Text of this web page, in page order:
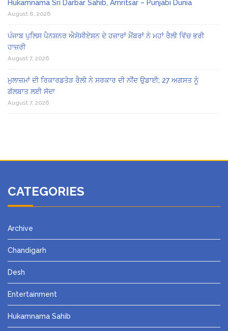
Hukamnama Sri Darbar Sahib, Amritsar – Punjabi Dunia
August 8, 2026
ਪੰਜਾਬ ਪੁਲਿਸ ਪੈਨਸ਼ਨਰ ਐਸੋਸੀਏਸ਼ਨ ਦੇ ਹਜ਼ਾਰਾਂ ਮੈਂਬਰਾਂ ਨੇ ਮਹਾਂ ਰੈਲੀ ਵਿੱਚ ਭਰੀ
ਹਾਜ਼ਰੀ
August 7, 2026
ਮੁਲਾਜ਼ਮਾਂ ਦੀ ਰਿਕਾਰਡਤੋੜ ਰੈਲੀ ਨੇ ਸਰਕਾਰ ਦੀ ਨੀਂਦ ਉਡਾਈ; 27 ਅਗਸਤ ਨੂੰ
ਗੱਲਬਾਤ ਲਈ ਸੱਦਾ
August 7, 2026
CATEGORIES
Archive
Chandigarh
Desh
Entertainment
Hukamnama Sahib